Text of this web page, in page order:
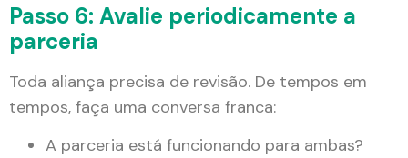
Passo 6: Avalie periodicamente a
parceria
Toda aliança precisa de revisão. De tempos em
tempos, faça uma conversa franca:
A parceria está funcionando para ambas?